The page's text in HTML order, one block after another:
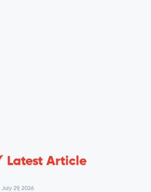
Latest Article
July 29, 2026